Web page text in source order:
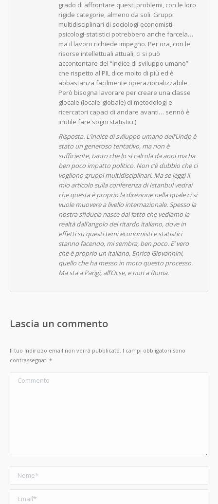
grado di affrontare questi problemi, con le loro
rigide categorie, almeno da soli. Gruppi
multidisciplinari di sociologi-economisti-
psicologi-statistici potrebbero anche farcela…
ma il lavoro richiede impegno. Per ora, con le
risorse intellettuali attuali, ci si può
accontentare del “indice di sviluppo umano”
che rispetto al PIL dice molto di più ed è
abbastanza facilmente operazionalizzabile.
Però bisogna lavorare per creare una classe
glocale (locale-globale) di metodologi e
ricercatori capaci di andare avanti… sennò è
inutile fare sogni statistici:)
Risposta. L’indice di sviluppo umano dell’Undp è
stato un generoso tentativo, ma non è
sufficiente, tanto che lo si calcola da anni ma ha
ben poco impatto politico. Non c’è dubbio che ci
vogliono gruppi multidisciplinari. Ma se leggi il
mio articolo sulla conferenza di Istanbul vedrai
che questa è proprio la direzione nella quale ci si
vuole muovere a livello internazionale. Spesso la
nostra sfiducia nasce dal fatto che vediamo la
realtà dall’angolo del ritardo italiano, dove in
effetti su questi temi economisti e statistici
stanno facendo, mi sembra, ben poco. E’ vero
che è proprio un italiano, Enrico Giovannini,
quello che ha messo in moto questo processo.
Ma sta a Parigi, all’Ocse, e non a Roma.
Lascia un commento
Il tuo indirizzo email non verrà pubblicato. I campi obbligatori sono
contrassegnati *
Commento
Nome *
Email *